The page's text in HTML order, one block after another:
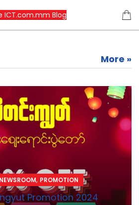
ICT.com.mm Blog
More »
NEWSROOM, PROMOTION
Promotion 2024